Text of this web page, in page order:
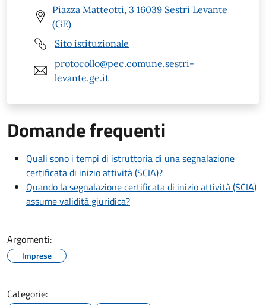
Piazza Matteotti, 3 16039 Sestri Levante
(GE)
Sito istituzionale
protocollo@pec.comune.sestri-
levante.ge.it
Domande frequenti
Quali sono i tempi di istruttoria di una segnalazione
certificata di inizio attività (SCIA)?
Quando la segnalazione certificata di inizio attività (SCIA)
assume validità giuridica?
Argomenti:
Imprese
Categorie: